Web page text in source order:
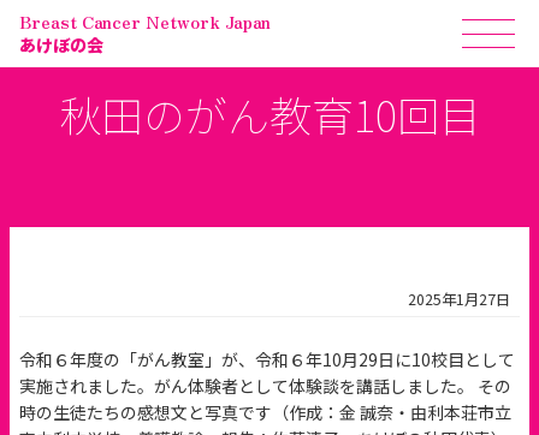
Breast Cancer Network Japan
あけぼの会
秋田のがん教育10回目
2025年1月27日
令和６年度の「がん教室」が、令和６年10月29日に10校目として
実施されました。がん体験者として体験談を講話しました。 その
時の生徒たちの感想文と写真です（作成：金 誠奈・由利本荘市立